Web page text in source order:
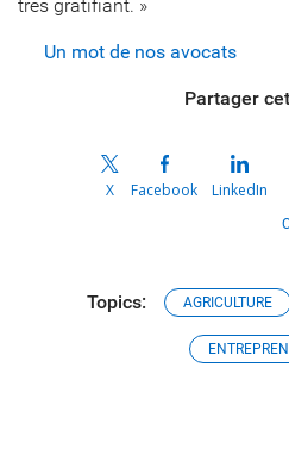
très gratifiant. »
Un mot de nos avocats
Partager
X Facebook LinkedIn
Topics: AGRICULTURE